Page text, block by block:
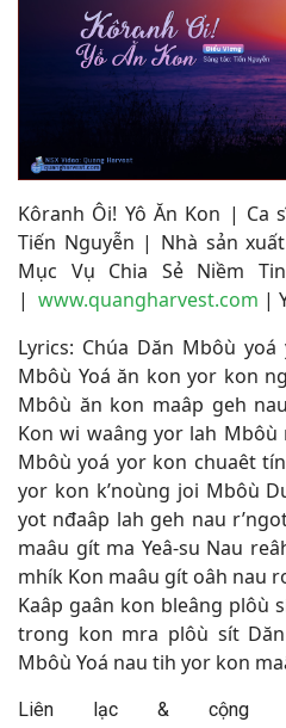
Kôranh Ôi! Yô Ăn Kon | Ca
Tiến Nguyễn | Nhà sản
Mục Vụ Chia Sẻ Niềm
| www.quangharvest.com |
Lyrics: Chúa Dăn Mbôù
Mbôù Yoá ăn kon yor kon
Mbôù ăn kon maâp geh
Kon wi waâng yor lah
Mbôù yoá yor kon chuaêt
yor kon k’noùng joi Mbôù
yot nđaâp lah geh nau
maâu gít ma Yeâ-su Nau
mhík Kon maâu gít oâh nau
Kaâp gaân kon bleâng plôù
trong kon mra plôù sít
Mbôù Yoá nau tih yor kon
Liên lạc & cộng